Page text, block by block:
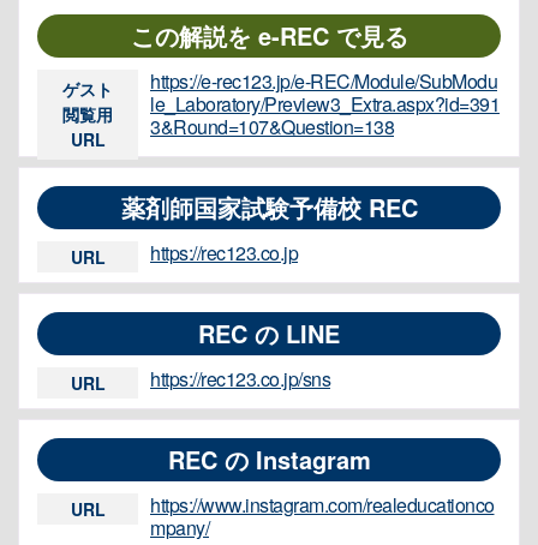
この解説を e-REC で見る
ゲスト
閲覧用
URL
https://e-rec123.jp/e-REC/Module/SubModu
le_Laboratory/Preview3_Extra.aspx?id=391
3&Round=107&Question=138
薬剤師国家試験予備校 REC
URL https://rec123.co.jp
REC の LINE
URL https://rec123.co.jp/sns
REC の Instagram
URL
https://www.instagram.com/realeducationco
mpany/